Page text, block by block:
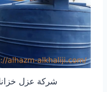
شركة عزل